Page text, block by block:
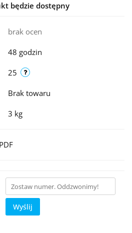
będzie dostępny
brak ocen
48 godzin
25
Brak towaru
3 kg
Wyślij